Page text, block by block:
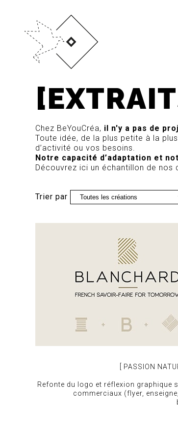
Chez BeYouCréa, il n'y a pas de
Toute idée, de la plus petite à la
d’activité ou vos besoins.
Notre capacité d’adaptation et
Découvrez ici un échantillon de nos
Trier par
[ PASSION
Refonte du logo et réflexion graphique
commerciaux (flyer,